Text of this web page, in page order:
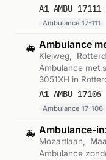
Ingezet:
Ambulance 17-111
🚑 Ambulance
Kleiweg,
Ambulance met
3051XH in
Ambulance 17-
Ambulance 17-106
🚑 Ambulance-
Mozartlaan,
Ambulance